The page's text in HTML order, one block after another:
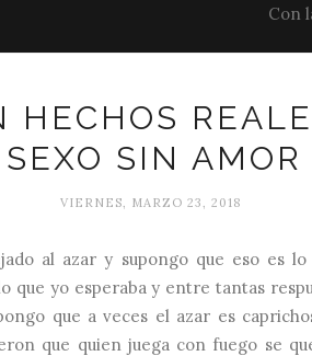
Con
HECHOS
SEXO SIN AMOR
VIERNES, MARZO 23, 2018
al azar y supongo que eso es
que yo esperaba y entre tantas
que a veces el azar es
que quien juega con fuego se